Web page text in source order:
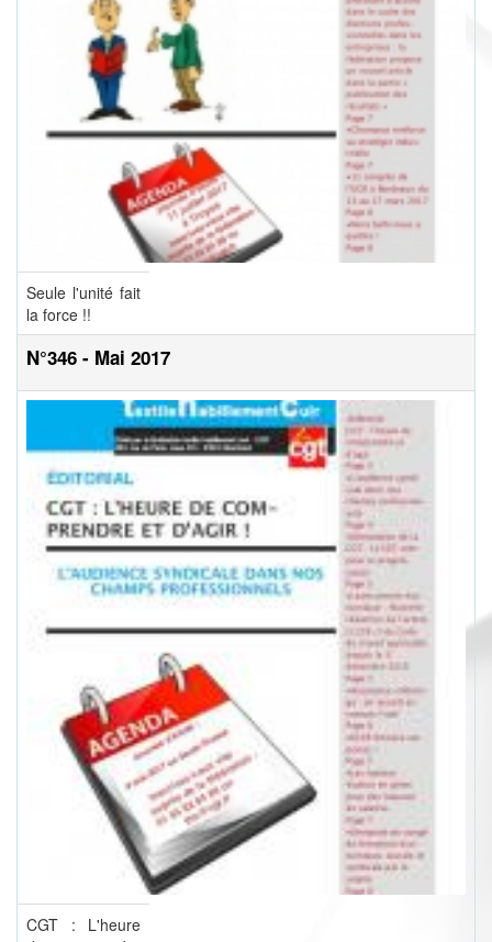
Seule l'unité fait
la force !!
N°346 - Mai 2017
CGT : L'heure